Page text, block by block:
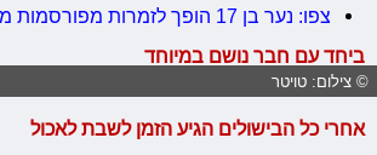
צפו: נער בן 17 הופך לזמרות מפורסמות מרחבי העולם
ביחד עם חבר נושם במיוחד
© צילום: טויטר
אחרי כל הבישולים הגיע הזמן לשבת לאכול